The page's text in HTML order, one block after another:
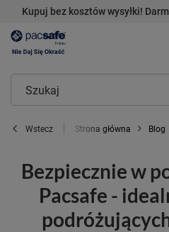
Kupuj bez kosztów wysyłki!
Wstecz Strona główna Blog
Bezpiecznie w
Pacsafe -